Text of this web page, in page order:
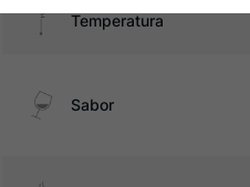
Temperatura
Sabor